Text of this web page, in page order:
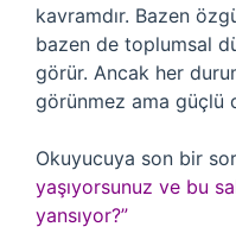
kavramdır. Bazen
bazen de toplumsal
görür. Ancak her
görünmez ama güçlü
Okuyucuya son bir
yaşıyorsunuz ve bu
yansıyor?”